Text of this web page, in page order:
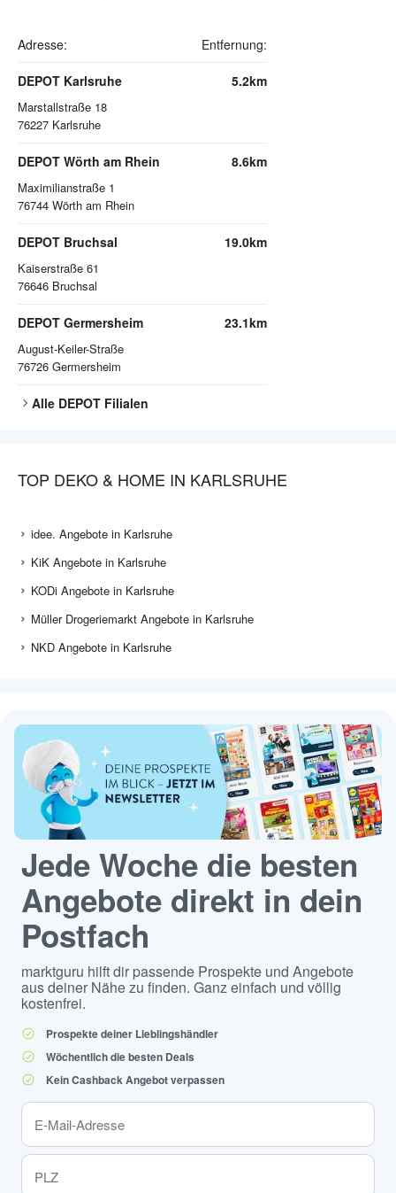
Adresse: Entfernung:
DEPOT Karlsruhe
Marstallstraße 18
76227 Karlsruhe
5.2km
DEPOT Wörth am Rhein
Maximilianstraße 1
76744 Wörth am Rhein
8.6km
DEPOT Bruchsal
Kaiserstraße 61
76646 Bruchsal
19.0km
DEPOT Germersheim
August-Keiler-Straße
76726 Germersheim
23.1km
Alle DEPOT Filialen
TOP DEKO & HOME IN KARLSRUHE
idee. Angebote in Karlsruhe
KiK Angebote in Karlsruhe
KODi Angebote in Karlsruhe
Müller Drogeriemarkt Angebote in Karlsruhe
NKD Angebote in Karlsruhe
Jede Woche die besten
Angebote direkt in dein
Postfach
marktguru hilft dir passende Prospekte und Angebote
aus deiner Nähe zu finden. Ganz einfach und völlig
kostenfrei.
Prospekte deiner Lieblingshändler
Wöchentlich die besten Deals
Kein Cashback Angebot verpassen